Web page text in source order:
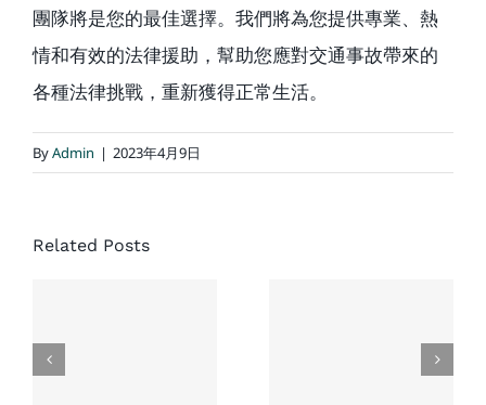
團隊將是您的最佳選擇。我們將為您提供專業、熱
情和有效的法律援助，幫助您應對交通事故帶來的
各種法律挑戰，重新獲得正常生活。
ByAdmin | 2023年4月9日
Related Posts
大車禍對
方全責案